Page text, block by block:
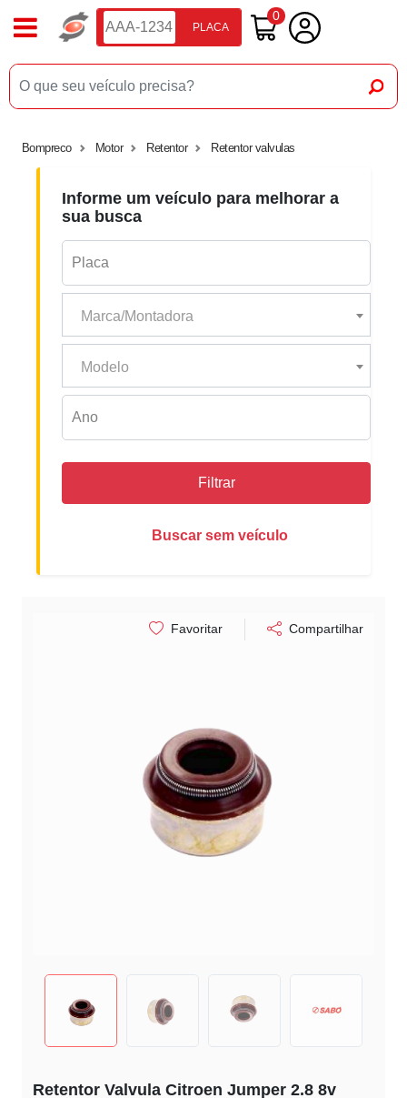
PLACA
0
Bompreco Motor Retentor Retentor valvulas
Informe um veículo para melhorar a
sua busca
Marca/Montadora
Modelo
Filtrar
Buscar sem veículo
Favoritar Compartilhar
Retentor Valvula Citroen Jumper 2.8 8v